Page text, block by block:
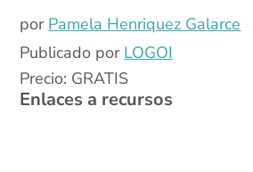
por Pamela Henriquez Galarce
Publicado por LOGOI
Precio: GRATIS
Enlaces a recursos